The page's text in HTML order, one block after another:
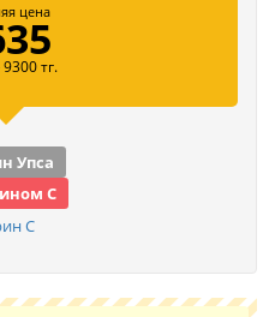
цена
тг.
Упса
C
С